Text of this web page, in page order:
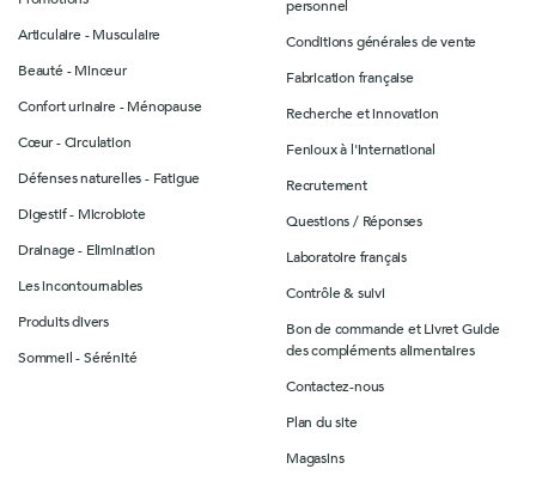
Articulaire - Musculaire
Beauté - Minceur
Confort urinaire - Ménopause
Cœur - Circulation
Défenses naturelles - Fatigue
Digestif - Microbiote
Drainage - Elimination
Les incontournables
Produits divers
Sommeil - Sérénité
personnel
Conditions générales de vente
Fabrication française
Recherche et innovation
Fenioux à l'international
Recrutement
Questions / Réponses
Laboratoire français
Contrôle & suivi
Bon de commande et Livret Guide
des compléments alimentaires
Contactez-nous
Plan du site
Magasins